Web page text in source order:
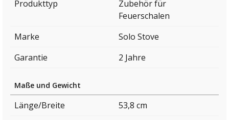
Produkttyp
Zubehör für
Feuerschalen
Marke
Solo Stove
Garantie
2 Jahre
Maße und Gewicht
Länge/Breite
53,8 cm